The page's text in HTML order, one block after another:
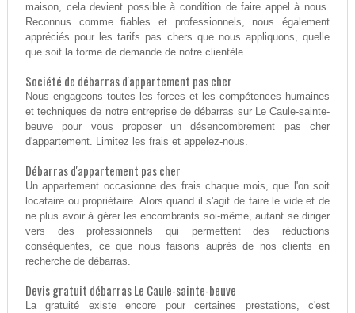
maison, cela devient possible à condition de faire appel à nous.
Reconnus comme fiables et professionnels, nous également
appréciés pour les tarifs pas chers que nous appliquons, quelle
que soit la forme de demande de notre clientèle.
Société de débarras d'appartement pas cher
Nous engageons toutes les forces et les compétences humaines
et techniques de notre entreprise de débarras sur Le Caule-sainte-
beuve pour vous proposer un désencombrement pas cher
d'appartement. Limitez les frais et appelez-nous.
Débarras d'appartement pas cher
Un appartement occasionne des frais chaque mois, que l'on soit
locataire ou propriétaire. Alors quand il s'agit de faire le vide et de
ne plus avoir à gérer les encombrants soi-même, autant se diriger
vers des professionnels qui permettent des réductions
conséquentes, ce que nous faisons auprès de nos clients en
recherche de débarras.
Devis gratuit débarras Le Caule-sainte-beuve
La gratuité existe encore pour certaines prestations, c'est